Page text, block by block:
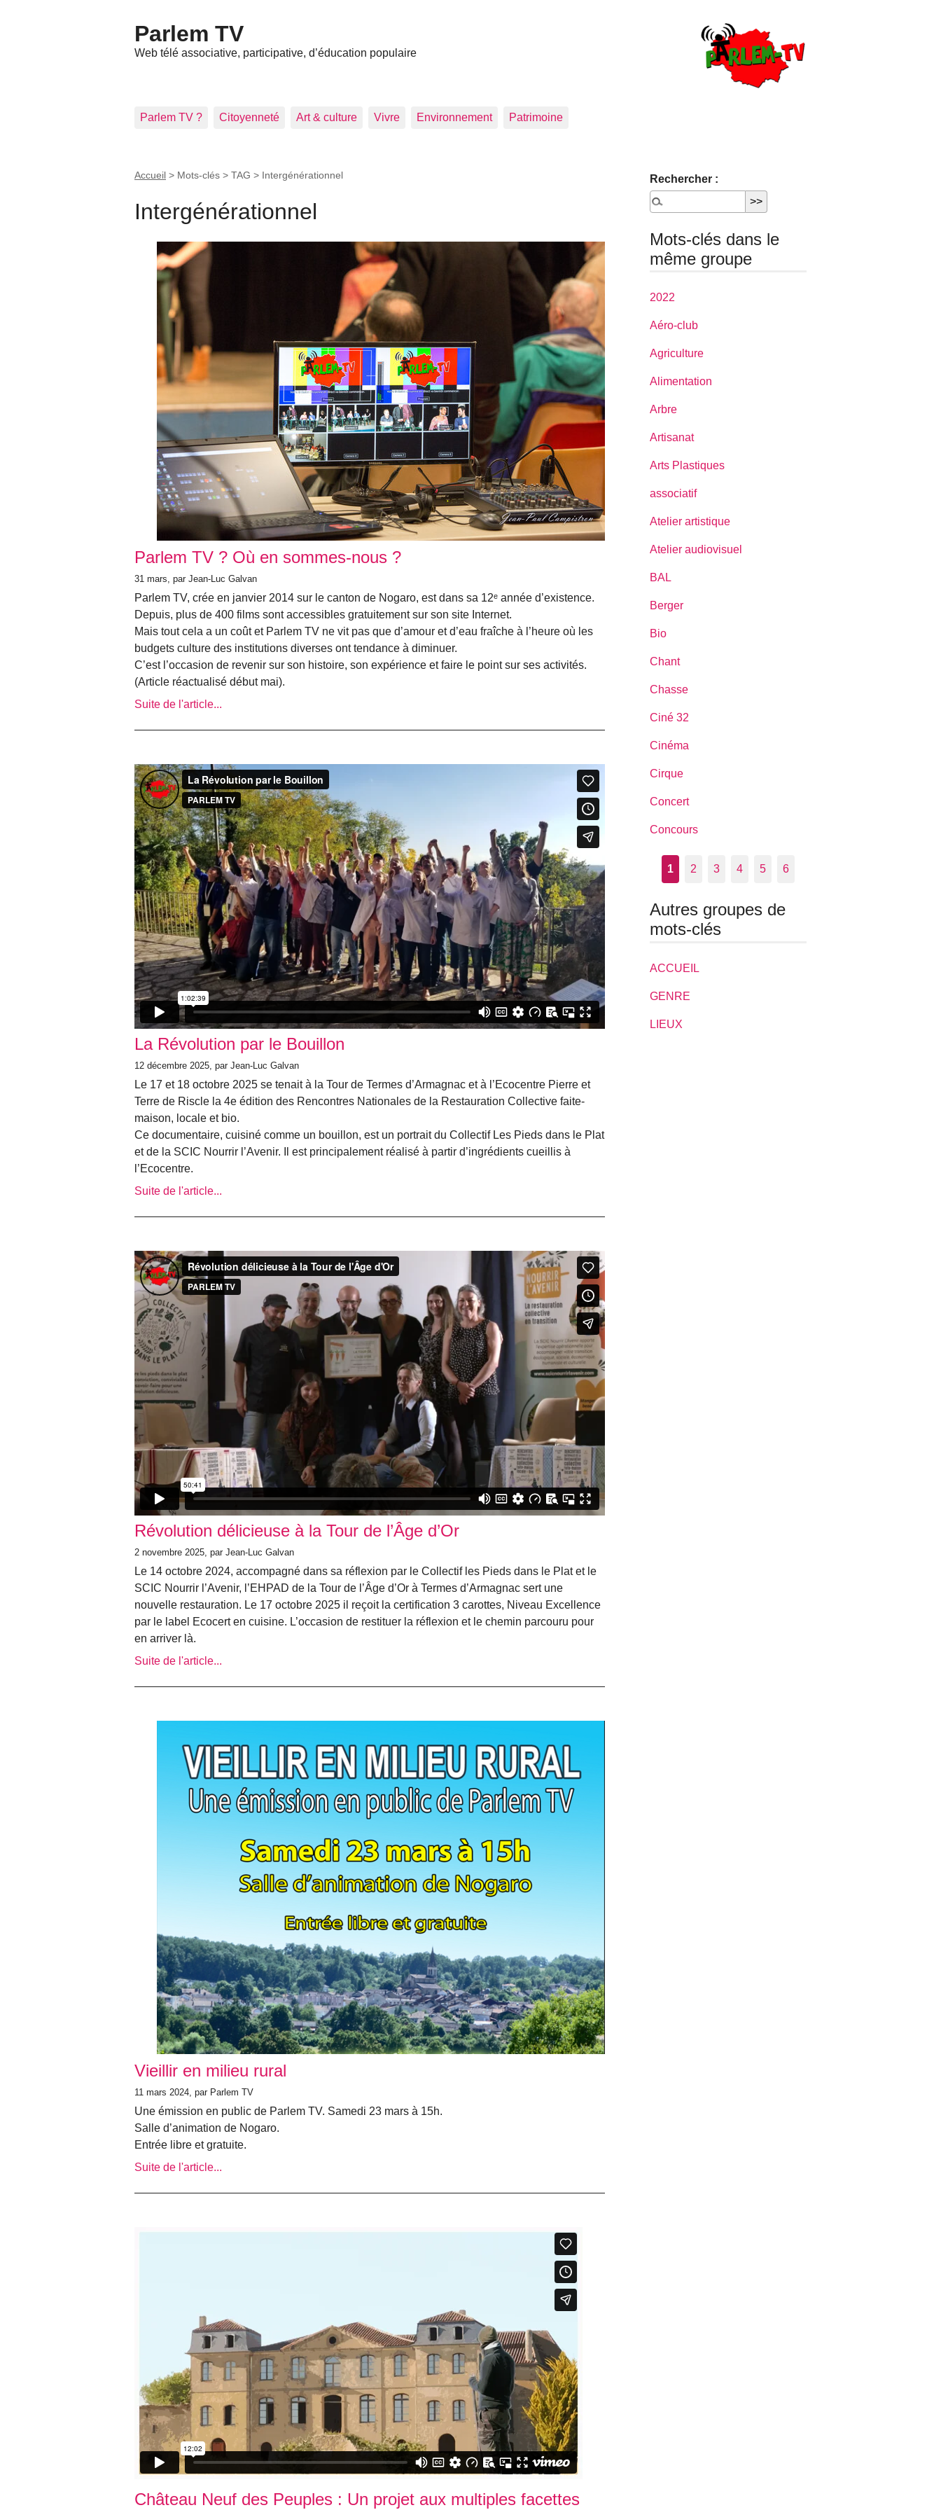
Parlem TV
Web télé associative, participative, d’éducation populaire
Parlem TV ? Citoyenneté Art & culture Vivre Environnement Patrimoine
Accueil > Mots-clés > TAG > Intergénérationnel
Intergénérationnel
Parlem TV ? Où en sommes-nous ?
31 mars, par Jean-Luc Galvan
Parlem TV, crée en janvier 2014 sur le canton de Nogaro, est dans sa 12ᵉ année d’existence.
Depuis, plus de 400 films sont accessibles gratuitement sur son site Internet.
Mais tout cela a un coût et Parlem TV ne vit pas que d’amour et d’eau fraîche à l’heure où les
budgets culture des institutions diverses ont tendance à diminuer.
C’est l’occasion de revenir sur son histoire, son expérience et faire le point sur ses activités.
(Article réactualisé début mai).
Suite de l'article...
La Révolution par le Bouillon
12 décembre 2025, par Jean-Luc Galvan
Le 17 et 18 octobre 2025 se tenait à la Tour de Termes d’Armagnac et à l’Ecocentre Pierre et
Terre de Riscle la 4e édition des Rencontres Nationales de la Restauration Collective faite-
maison, locale et bio.
Ce documentaire, cuisiné comme un bouillon, est un portrait du Collectif Les Pieds dans le Plat
et de la SCIC Nourrir l’Avenir. Il est principalement réalisé à partir d’ingrédients cueillis à
l’Ecocentre.
Suite de l'article...
Révolution délicieuse à la Tour de l’Âge d’Or
2 novembre 2025, par Jean-Luc Galvan
Le 14 octobre 2024, accompagné dans sa réflexion par le Collectif les Pieds dans le Plat et le
SCIC Nourrir l’Avenir, l’EHPAD de la Tour de l’Âge d’Or à Termes d’Armagnac sert une
nouvelle restauration. Le 17 octobre 2025 il reçoit la certification 3 carottes, Niveau Excellence
par le label Ecocert en cuisine. L’occasion de restituer la réflexion et le chemin parcouru pour
en arriver là.
Suite de l'article...
Vieillir en milieu rural
11 mars 2024, par Parlem TV
Une émission en public de Parlem TV. Samedi 23 mars à 15h.
Salle d’animation de Nogaro.
Entrée libre et gratuite.
Suite de l'article...
Château Neuf des Peuples : Un projet aux multiples facettes
Rechercher :
Mots-clés dans le
même groupe
2022
Aéro-club
Agriculture
Alimentation
Arbre
Artisanat
Arts Plastiques
associatif
Atelier artistique
Atelier audiovisuel
BAL
Berger
Bio
Chant
Chasse
Ciné 32
Cinéma
Cirque
Concert
Concours
1 2 3 4 5 6
Autres groupes de
mots-clés
ACCUEIL
GENRE
LIEUX